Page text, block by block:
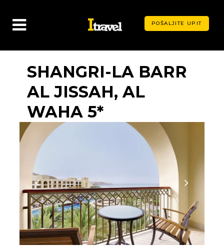
POŠALJITE UPIT
SHANGRI-LA BARR
AL JISSAH, AL
WAHA 5*